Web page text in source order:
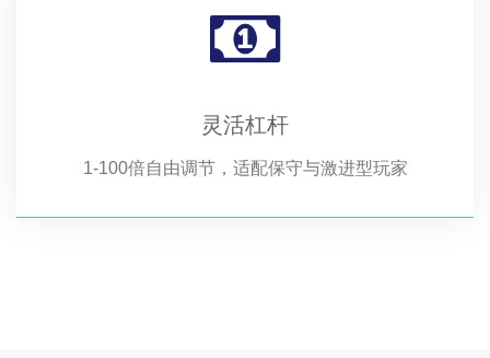
灵活杠杆
1-100倍自由调节，适配保守与激进型玩家